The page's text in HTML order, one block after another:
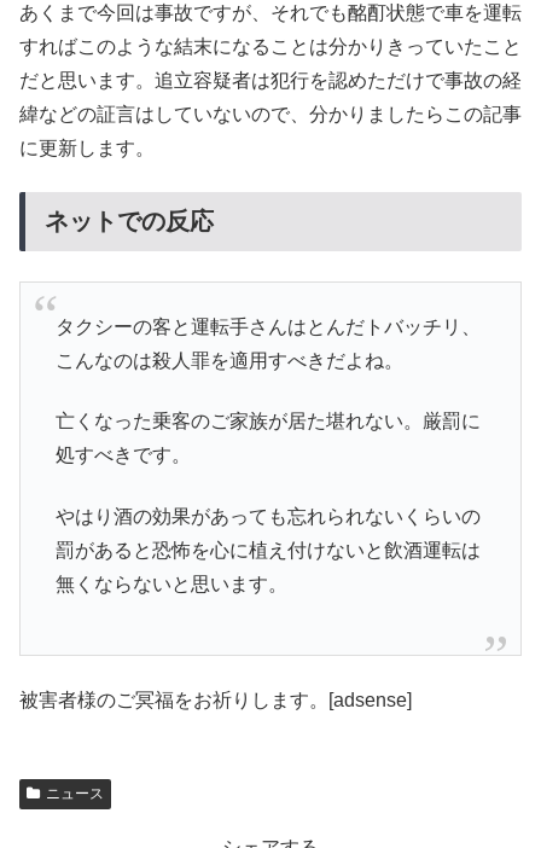
あくまで今回は事故ですが、それでも酩酊状態で車を運転
すればこのような結末になることは分かりきっていたこと
だと思います。追立容疑者は犯行を認めただけで事故の経
緯などの証言はしていないので、分かりましたらこの記事
に更新します。
ネットでの反応
タクシーの客と運転手さんはとんだトバッチリ、
こんなのは殺人罪を適用すべきだよね。
亡くなった乗客のご家族が居た堪れない。厳罰に
処すべきです。
やはり酒の効果があっても忘れられないくらいの
罰があると恐怖を心に植え付けないと飲酒運転は
無くならないと思います。
被害者様のご冥福をお祈りします。[adsense]
ニュース